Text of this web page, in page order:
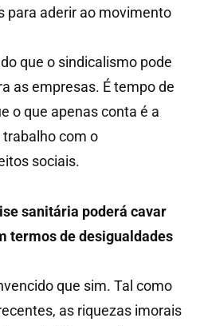
para aderir ao movimento
que o sindicalismo pode
as empresas. É tempo de
o que apenas conta é a
com o
sociais.
sanitária poderá cavar
termos de desigualdades
que sim. Tal como
as riquezas imorais